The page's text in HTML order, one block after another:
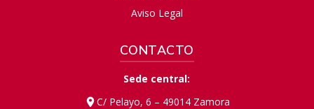
Aviso Legal
CONTACTO
Sede central:
C/ Pelayo, 6 – 49014 Zamora